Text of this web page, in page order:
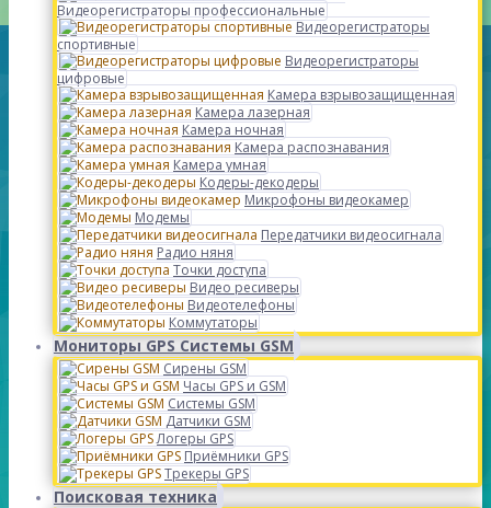
Видеорегистраторы профессиональные
Видеорегистраторы
спортивные
Видеорегистраторы
цифровые
Камера взрывозащищенная
Камера лазерная
Камера ночная
Камера распознавания
Камера умная
Кодеры-декодеры
Микрофоны видеокамер
Модемы
Передатчики видеосигнала
Радио няня
Точки доступа
Видео ресиверы
Видеотелефоны
Коммутаторы
Мониторы GPS Системы GSM
Сирены GSM
Часы GPS и GSM
Системы GSM
Датчики GSM
Логеры GPS
Приёмники GPS
Трекеры GPS
Поисковая техника